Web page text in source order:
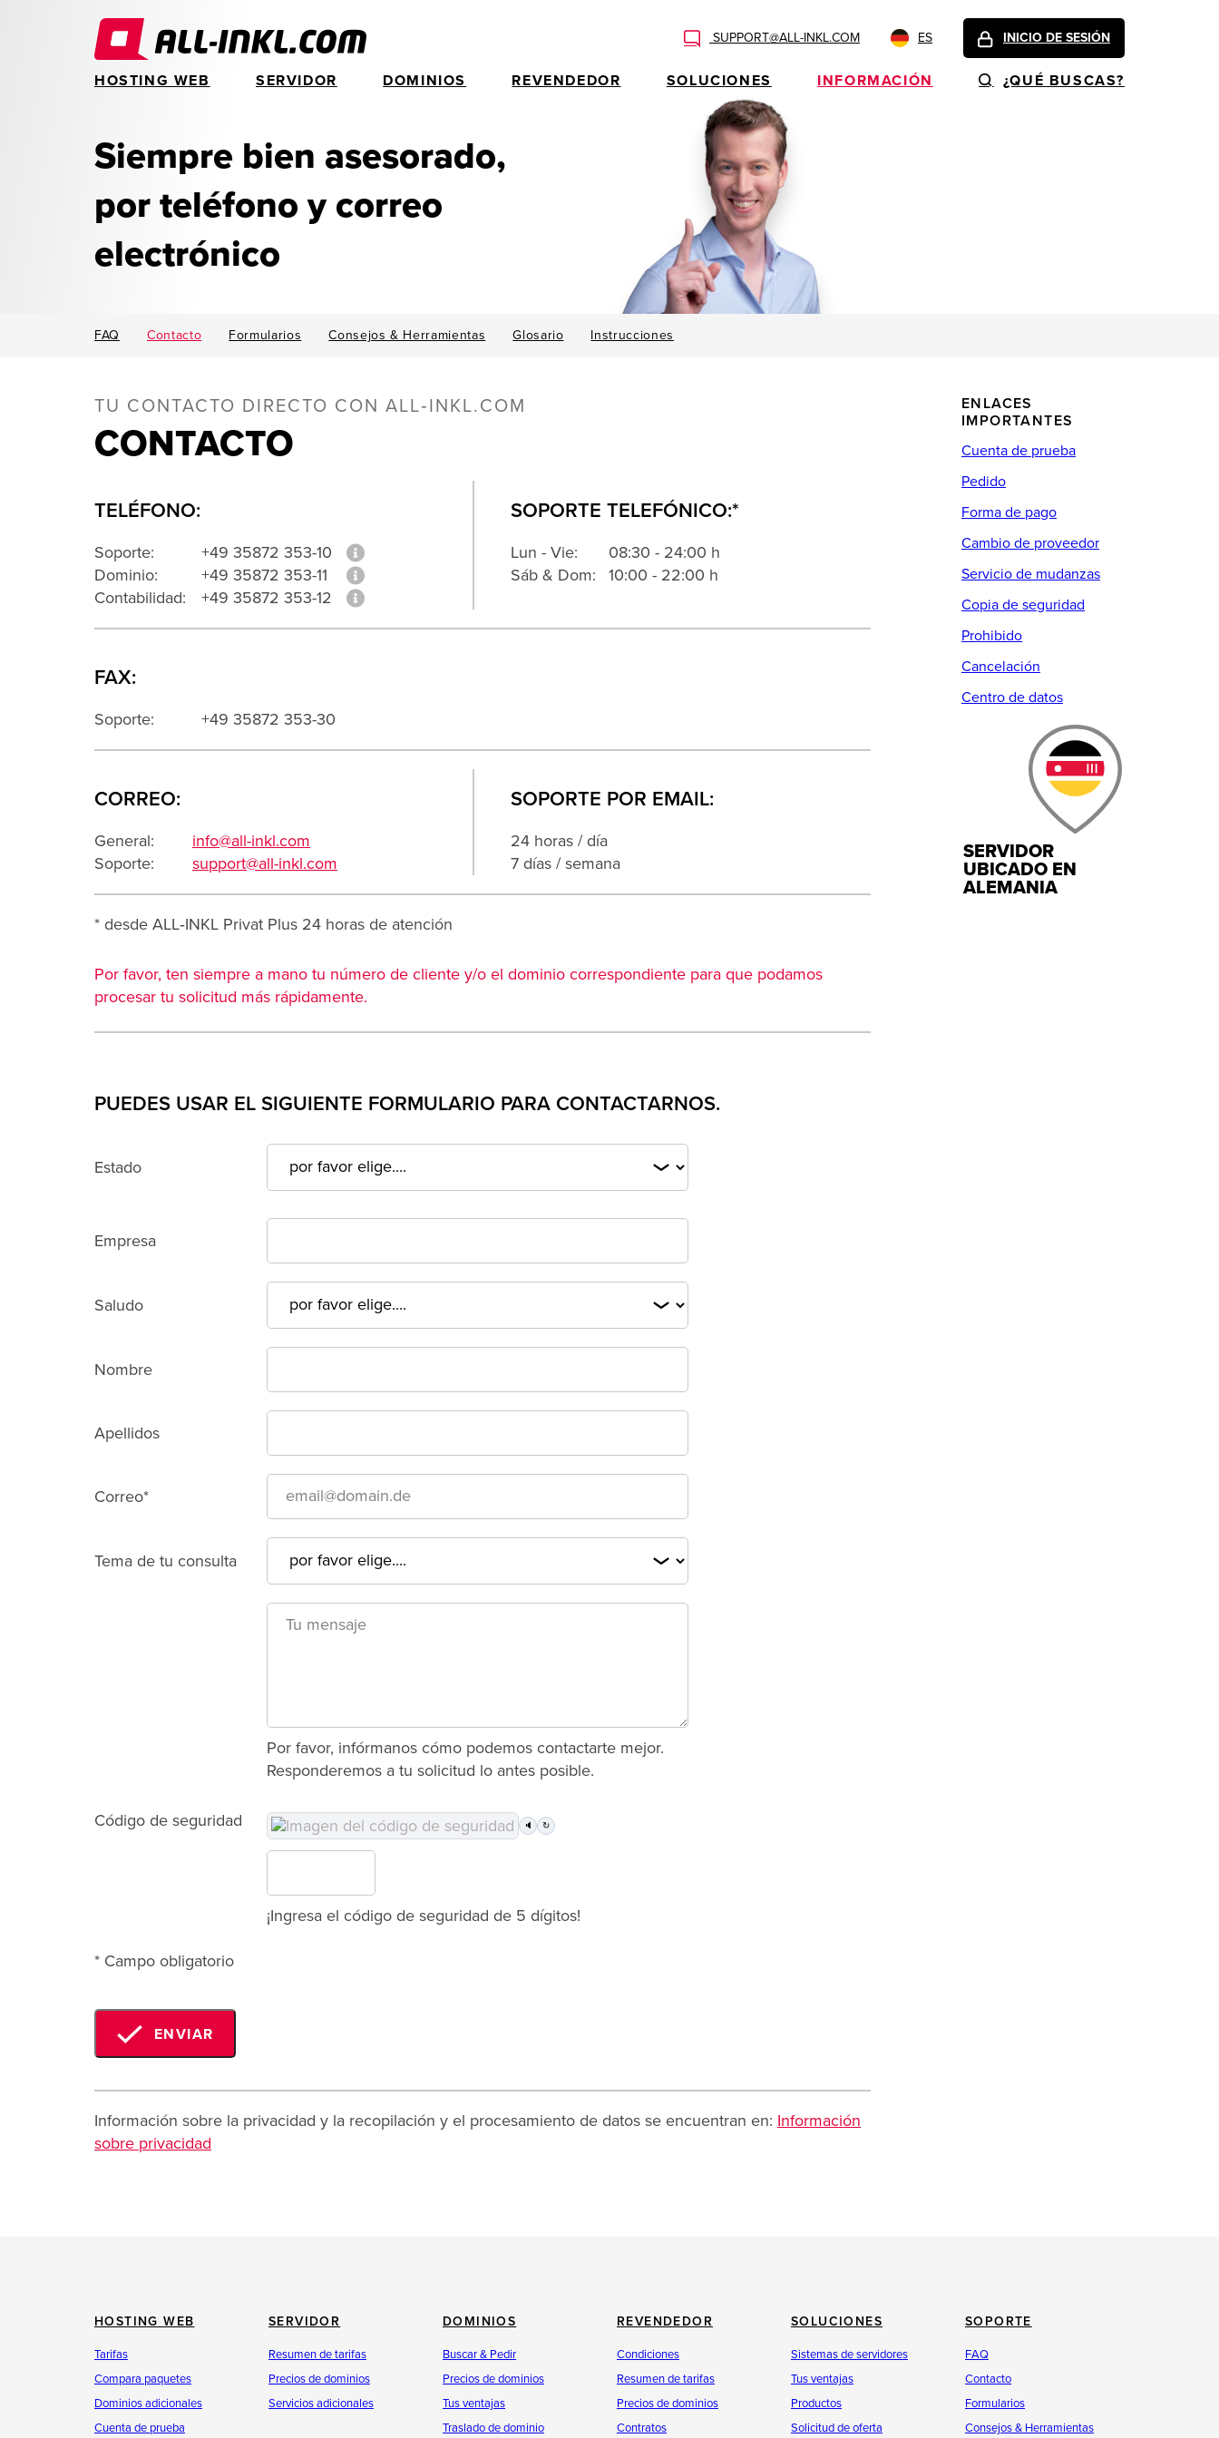
SUPPORT@ALL-INKL.COM ES INICIO DE SESIÓN
HOSTING WEB SERVIDOR DOMINIOS REVENDEDOR SOLUCIONES INFORMACIÓN ¿QUÉ BUSCAS?
Siempre bien asesorado,
por teléfono y correo
electrónico
FAQ Contacto Formularios Consejos & Herramientas Glosario Instrucciones
TU CONTACTO DIRECTO CON ALL‑INKL.COM
CONTACTO
TELÉFONO:
Soporte:
+49 35872 353-10
Dominio:
+49 35872 353-11
Contabilidad:
+49 35872 353-12
SOPORTE TELEFÓNICO:*
Lun - Vie:
08:30 - 24:00 h
Sáb & Dom:
10:00 - 22:00 h
FAX:
Soporte: +49 35872 353-30
CORREO:
General:
info@all-inkl.com
Soporte:
support@all-inkl.com
SOPORTE POR EMAIL:
24 horas / día
7 días / semana
* desde ALL‑INKL Privat Plus 24 horas de atención
Por favor, ten siempre a mano tu número de cliente y/o el dominio correspondiente para que podamos
procesar tu solicitud más rápidamente.
PUEDES USAR EL SIGUIENTE FORMULARIO PARA CONTACTARNOS.
Estado
Empresa
Saludo
Nombre
Apellidos
Correo*
Tema de tu consulta
Por favor, infórmanos cómo podemos contactarte mejor.
Responderemos a tu solicitud lo antes posible.
Código de seguridad 🔈 ↻
¡Ingresa el código de seguridad de 5 dígitos!
* Campo obligatorio
ENVIAR
Información sobre la privacidad y la recopilación y el procesamiento de datos se encuentran en: Información
sobre privacidad
ENLACES
IMPORTANTES
Cuenta de prueba
Pedido
Forma de pago
Cambio de proveedor
Servicio de mudanzas
Copia de seguridad
Prohibido
Cancelación
Centro de datos
SERVIDOR
UBICADO EN
ALEMANIA
HOSTING WEB
Tarifas
Compara paquetes
Dominios adicionales
Cuenta de prueba
SERVIDOR
Resumen de tarifas
Precios de dominios
Servicios adicionales
DOMINIOS
Buscar & Pedir
Precios de dominios
Tus ventajas
Traslado de dominio
REVENDEDOR
Condiciones
Resumen de tarifas
Precios de dominios
Contratos
SOLUCIONES
Sistemas de servidores
Tus ventajas
Productos
Solicitud de oferta
SOPORTE
FAQ
Contacto
Formularios
Consejos & Herramientas